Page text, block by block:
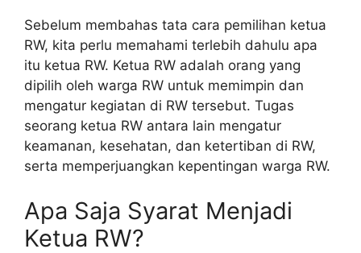
Sebelum membahas tata cara pemilihan ketua
RW, kita perlu memahami terlebih dahulu apa
itu ketua RW. Ketua RW adalah orang yang
dipilih oleh warga RW untuk memimpin dan
mengatur kegiatan di RW tersebut. Tugas
seorang ketua RW antara lain mengatur
keamanan, kesehatan, dan ketertiban di RW,
serta memperjuangkan kepentingan warga RW.
Apa Saja Syarat Menjadi
Ketua RW?